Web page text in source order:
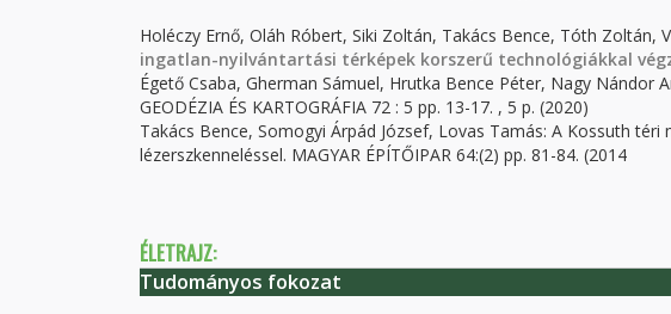
Holéczy Ernő, Oláh Róbert, Siki Zoltán, Takács Bence, Tóth Zoltán,
ingatlan-nyilvántartási térképek korszerű technológiákkal
Égető Csaba, Gherman Sámuel, Hrutka Bence Péter, Nagy Nándor
GEODÉZIA ÉS KARTOGRÁFIA 72 : 5 pp. 13-17. , 5 p. (2020)
Takács Bence, Somogyi Árpád József, Lovas Tamás: A Kossuth
lézerszkenneléssel. MAGYAR ÉPÍTŐIPAR 64:(2) pp. 81-84. (2014
ÉLETRAJZ:
Tudományos fokozat